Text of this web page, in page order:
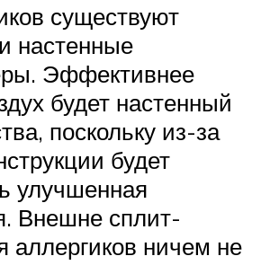
существуют
настенные
Эффективнее
будет настенный
поскольку из-за
будет
улучшенная
Внешне сплит-
аллергиков ничем не